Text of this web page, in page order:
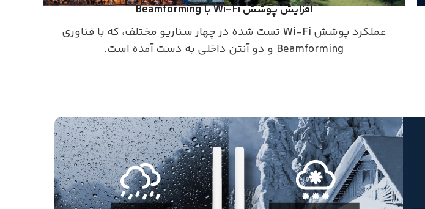
افزایش پوشش Wi-Fi با Beamforming
عملکرد پوشش Wi-Fi تست شده در چهار سناریو مختلف، که با فناوری
Beamforming و دو آنتن داخلی به دست آمده است.